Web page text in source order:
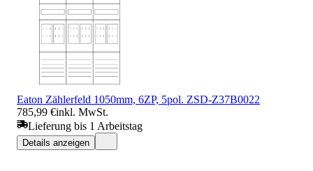
Eaton Zählerfeld 1050mm, 6ZP, 5pol. ZSD-Z37B0022
785,99 €inkl. MwSt.
Lieferung bis 1 Arbeitstag
Details anzeigen